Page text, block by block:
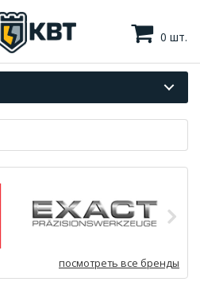
0 шт.
посмотреть все бренды